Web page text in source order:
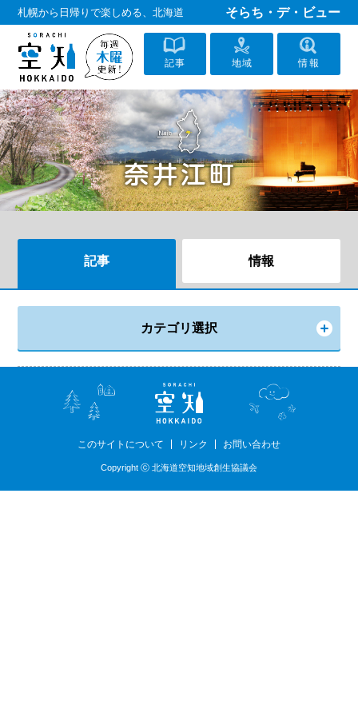
札幌から日帰りで楽しめる、北海道 そらち・デ・ビュー
記事 地域 情報
記事 情報
カテゴリ選択
このサイトについて リンク お問い合わせ
Copyright ⓒ 北海道空知地域創生協議会